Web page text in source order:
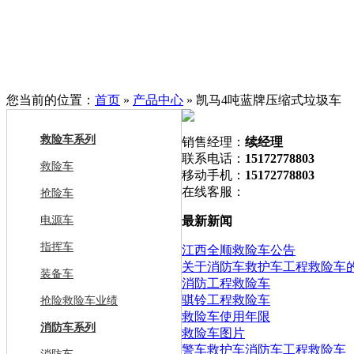
您当前的位置： 首页 » 产品中心 » 凯马4吨蓝牌压缩式垃圾车
救险车系列
救险车
抢险车
电源车
指挥车
装备车
抢险救险车业绩
消防车系列
销售经理： 续经理
联系电话： 15172778803
移动手机： 15172778803
在线客服：
最新新闻
江西全顺救险车公告
关于消防车救护车工程救险车
消防工程救险车
骐铃工程救险车
救险车使用年限
救险车图片
警车救护车消防车工程救险车